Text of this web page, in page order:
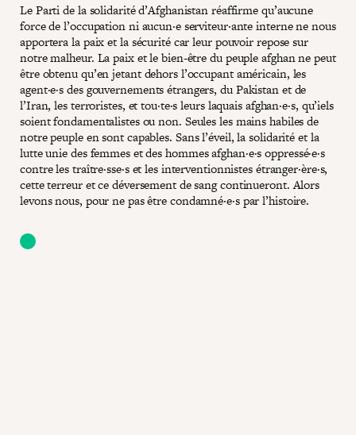
Le Parti de la solidarité d’Afghanistan réaffirme qu’aucune
force de l’occupation ni aucun·e serviteur·ante interne ne nous
apportera la paix et la sécurité car leur pouvoir repose sur
notre malheur. La paix et le bien-être du peuple afghan ne peut
être obtenu qu’en jetant dehors l’occupant américain, les
agent·e·s des gouvernements étrangers, du Pakistan et de
l’Iran, les terroristes, et tou·te·s leurs laquais afghan·e·s, qu’iels
soient fondamentalistes ou non. Seules les mains habiles de
notre peuple en sont capables. Sans l’éveil, la solidarité et la
lutte unie des femmes et des hommes afghan·e·s oppressé·e·s
contre les traître·sse·s et les interventionnistes étranger·ère·s,
cette terreur et ce déversement de sang continueront. Alors
levons nous, pour ne pas être condamné·e·s par l’histoire.